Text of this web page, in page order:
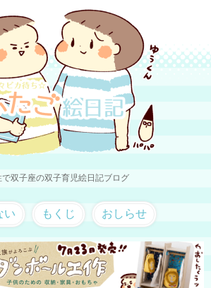
で双子座の双子育児絵日記ブログ
い もくじ おしらせ